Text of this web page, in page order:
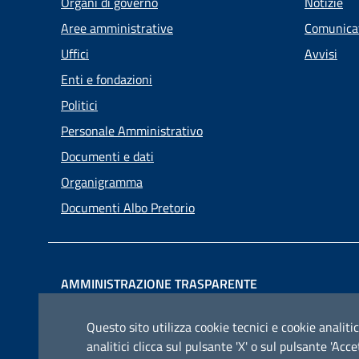
Questo sito utilizza cookie tecnici e cookie
analitici clicca sul pulsante 'X' o sul pulsante
Aree amministrative
Uffici
Enti e fondazioni
Politici
Personale Amministrativo
Documenti e dati
Organigramma
Documenti Albo Pretorio
Avvisi
AMMINISTRAZIONE TRASPARENTE
condizioni previste dalla direttiva comunitaria
2003/98/CE e dal d.lgs. 36/2006